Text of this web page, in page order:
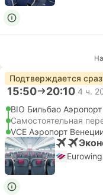
Подтверждается
15:50 20:10 4 ч.
BIO Бильбао Аэропорт
Самостоятельная
VCE Аэропорт